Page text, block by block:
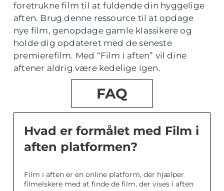
foretrukne film til at fuldende din hyggelige
aften. Brug denne ressource til at opdage
nye film, genopdage gamle klassikere og
holde dig opdateret med de seneste
premierefilm. Med “Film i aften” vil dine
aftener aldrig være kedelige igen.
FAQ
Hvad er formålet med Film i
aften platformen?
Film i aften er en online platform, der hjælper
filmelskere med at finde de film, der vises i aften